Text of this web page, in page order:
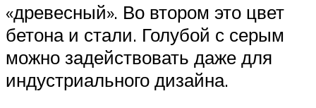
«древесный». Во втором это цвет
бетона и стали. Голубой с серым
можно задействовать даже для
индустриального дизайна.